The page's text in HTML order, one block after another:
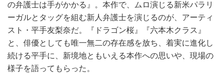
の弁護士は手がかかる』。本作で、ムロ演じる新米パラリ
ーガルとタッグを組む新人弁護士を演じるのが、アーティ
スト・平手友梨奈だ。『ドラゴン桜』『六本木クラス』
と、俳優としても唯一無二の存在感を放ち、着実に進化し
続ける平手に、新境地ともいえる本作への思いや、現場の
様子を語ってもらった。